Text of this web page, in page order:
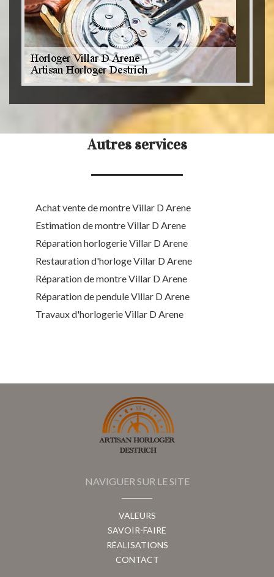
Autres services
Achat vente de montre Villar D Arene
Estimation de montre Villar D Arene
Réparation horlogerie Villar D Arene
Restauration d'horloge Villar D Arene
Réparation de montre Villar D Arene
Réparation de pendule Villar D Arene
Travaux d'horlogerie Villar D Arene
NAVIGUER SUR LE SITE
VALEURS
SAVOIR-FAIRE
RÉALISATIONS
CONTACT